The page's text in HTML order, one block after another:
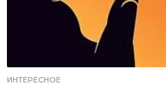
ИНТЕРЕСНОЕ